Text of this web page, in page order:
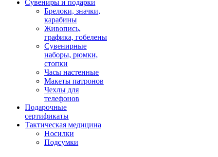
Сувениры и подарки
Брелоки, значки,
карабины
Живопись,
графика, гобелены
Сувенирные
наборы, рюмки,
стопки
Часы настенные
Макеты патронов
Чехлы для
телефонов
Подарочные
сертификаты
Тактическая медицина
Носилки
Подсумки